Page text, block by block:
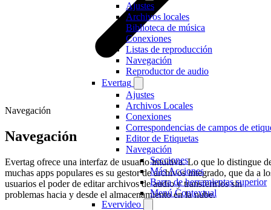
Ajustes
Archivos locales
Biblioteca de música
Conexiones
Listas de reproducción
Navegación
Reproductor de audio
Evertag
Ajustes
Archivos Locales
Conexiones
Correspondencias de campos de
Editor de Etiquetas
Navegación
Secciones
Más Acciones
Barra de herramientas superior
Menú Contextual
Evervideo
Navegación
Navegación
Evertag ofrece una interfaz de usuario intuitiva. Lo que lo distingue
muchas apps populares es su gestor de archivos integrado, que da a
usuarios el poder de editar archivos de audio y transferirlos sin
problemas hacia y desde el almacenamiento en la nube.